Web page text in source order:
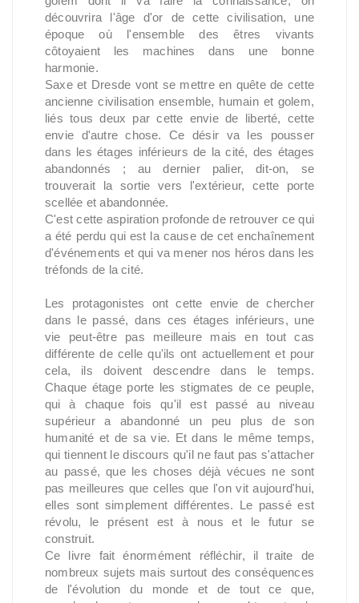
découvrira l'âge d'or de cette civilisation, une
époque où l'ensemble des êtres vivants
côtoyaient les machines dans une bonne
harmonie.
Saxe et Dresde vont se mettre en quête de cette
ancienne civilisation ensemble, humain et golem,
liés tous deux par cette envie de liberté, cette
envie d'autre chose. Ce désir va les pousser
dans les étages inférieurs de la cité, des étages
abandonnés ; au dernier palier, dit-on, se
trouverait la sortie vers l'extérieur, cette porte
scellée et abandonnée.
C'est cette aspiration profonde de retrouver ce qui
a été perdu qui est la cause de cet enchaînement
d'événements et qui va mener nos héros dans les
tréfonds de la cité.
Les protagonistes ont cette envie de chercher
dans le passé, dans ces étages inférieurs, une
vie peut-être pas meilleure mais en tout cas
différente de celle qu'ils ont actuellement et pour
cela, ils doivent descendre dans le temps.
Chaque étage porte les stigmates de ce peuple,
qui à chaque fois qu'il est passé au niveau
supérieur a abandonné un peu plus de son
humanité et de sa vie. Et dans le même temps,
qui tiennent le discours qu'il ne faut pas s'attacher
au passé, que les choses déjà vécues ne sont
pas meilleures que celles que l'on vit aujourd'hui,
elles sont simplement différentes. Le passé est
révolu, le présent est à nous et le futur se
construit.
Ce livre fait énormément réfléchir, il traite de
nombreux sujets mais surtout des conséquences
de l'évolution du monde et de tout ce que,